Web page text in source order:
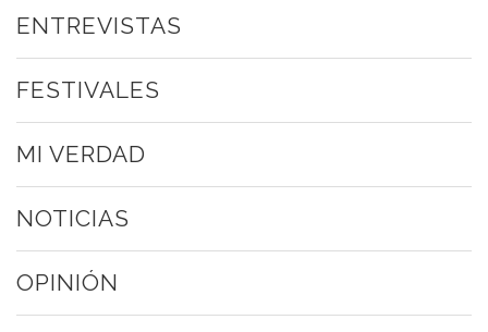
ENTREVISTAS
FESTIVALES
MI VERDAD
NOTICIAS
OPINIÓN